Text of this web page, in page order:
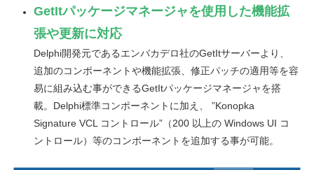
GetItパッケージマネージャを使用した機能拡
張や更新に対応
Delphi開発元であるエンバカデロ社のGetItサーバーより、
追加のコンポーネントや機能拡張、修正パッチの適用等を容
易に組み込む事ができるGetItパッケージマネージャを搭
載。Delphi標準コンポーネントに加え、 ”Konopka
Signature VCL コントロール”（200 以上の Windows UI コ
ントロール）等のコンポーネントを追加する事が可能。